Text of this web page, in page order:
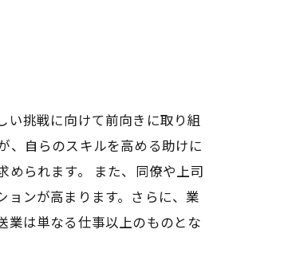
い挑戦に向けて前向きに取り組
、自らのスキルを高める助けに
られます。 また、同僚や上司
ョンが高まります。さらに、業
業は単なる仕事以上のものとな